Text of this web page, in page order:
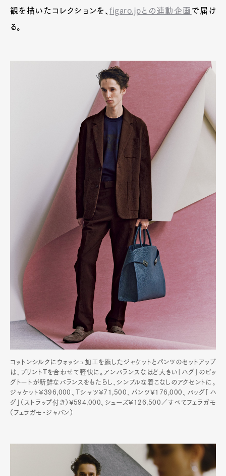
Pen Membership
Official Columnist
Contact
Pen Meet
Pen international Pen tw
観を描いたコレクションを、figaro.jpとの連動企画 で届け
る。
コットンシルクにウォッシュ加工を施したジャケットとパンツのセットアップ
は、プリントTを合わせて軽快に。アンバランスなほど大きい「ハグ」のビッ
グトートが新鮮なバランスをもたらし、シンプルな着こなしのアクセントに。
ジャケット¥396,000、Tシャツ¥71,500、パンツ¥176,000、バッグ「ハ
グ」（ストラップ付き）¥594,000、シューズ¥126,500／すべてフェラガモ
（フェラガモ・ジャパン）